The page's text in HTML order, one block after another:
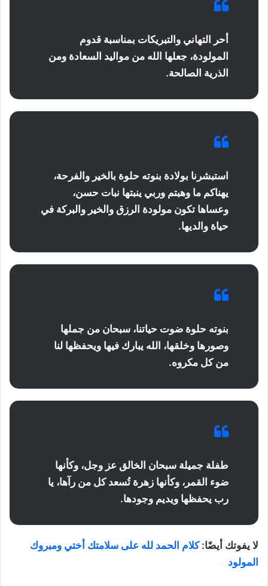
أحر التهاني والتبريكات بمناسبة قدوم
المولودة، جعلها الله من مواليد السعادة ومن
الذرية الصالحة.
استبشرنا بولادة بنوته حلوة بالخير والفرحة،
يهناكم ما وهبتم وربي ينبتها نبات حسن،
وعساها تكون مولودة الرزق والخير والبركة في
حياة والديها.
بنوته حلوة ضوت حياتنا، سبحان من جملها
وصورها وخلقها، الله يبارك فيها ويحفظها لنا
من كل مكروه.
طفلة جميلة سبحان الخالق عز وجل، وكأنها
ضوء القمر، وكأنها زهرة تُسعد كل من رآها، يا
رب يحفظها ويديم وجودها.
لا يفوتك أيضًا:كلام الحمد لله على سلامتك أختي ومبروك
المولود